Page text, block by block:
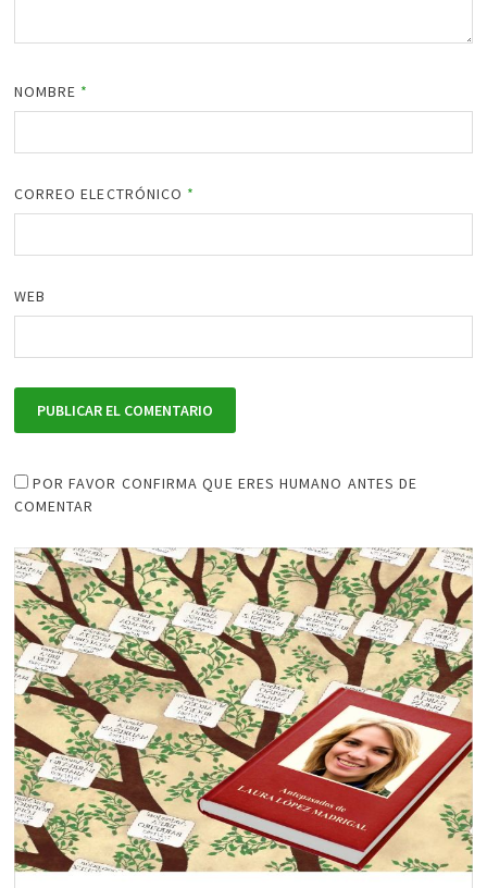
NOMBRE *
CORREO ELECTRÓNICO *
WEB
POR FAVOR CONFIRMA QUE ERES HUMANO ANTES DE
COMENTAR